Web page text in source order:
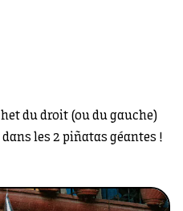
du droit (ou du gauche)
les 2 piñatas géantes !